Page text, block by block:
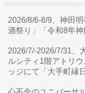
2026/8/6-8/9、神田
酒祭り」「令和8年神
2026/7/-2026/7/31、
ルシティ1階アトリ
ッジにて「大手町縁